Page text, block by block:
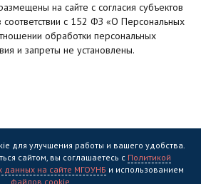
на сайте с согласия субъектов
с 152 ФЗ «О Персональных
обработки персональных
и запреты не установлены.
бюджетное учреждение культуры
для улучшения работы и вашего удобства.
сайтом, вы соглашаетесь с Политикой
данных на сайте МГОУНБ и использованием
файлов cookie